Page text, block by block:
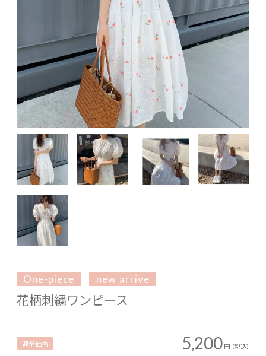
One-piece new arrive
花柄刺繍ワンピース
通常価格 5,200円 （税込）